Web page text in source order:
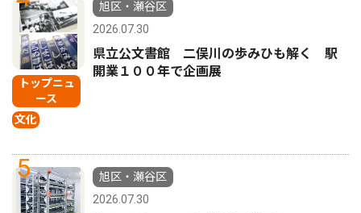
トップニュ
ース
文化
旭区・瀬谷区
2026.07.30
県立公文書館 二俣川の歩みひも解く 駅
開業１００年で企画展
5
旭区・瀬谷区
2026.07.30